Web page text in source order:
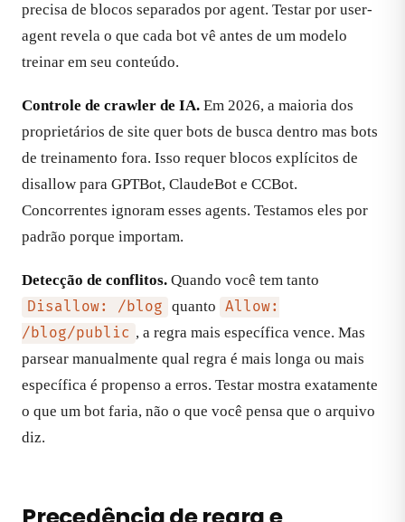
precisa de blocos separados por agent. Testar por user-
agent revela o que cada bot vê antes de um modelo
treinar em seu conteúdo.
Controle de crawler de IA. Em 2026, a maioria dos
proprietários de site quer bots de busca dentro mas bots
de treinamento fora. Isso requer blocos explícitos de
disallow para GPTBot, ClaudeBot e CCBot.
Concorrentes ignoram esses agents. Testamos eles por
padrão porque importam.
Detecção de conflitos. Quando você tem tanto
Disallow: /blog quanto Allow:
/blog/public , a regra mais específica vence. Mas
parsear manualmente qual regra é mais longa ou mais
específica é propenso a erros. Testar mostra exatamente
o que um bot faria, não o que você pensa que o arquivo
diz.